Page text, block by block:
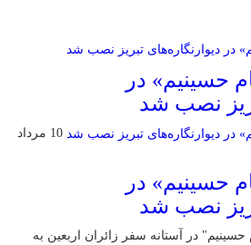
حسینیم» در
نصب شد
10 مرداد
حسینیم» در
نصب شد
در آستانه سفر زائران اربعین به